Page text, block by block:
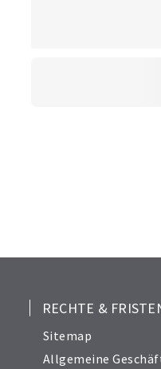
RECHTE &
Sitemap
Allgemeine